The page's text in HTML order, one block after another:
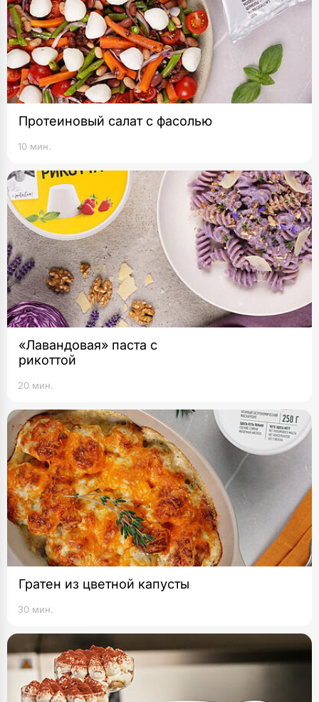
Протеиновый салат с фасолью
10 мин.
«Лавандовая» паста с
рикоттой
20 мин.
Гратен из цветной капусты
30 мин.